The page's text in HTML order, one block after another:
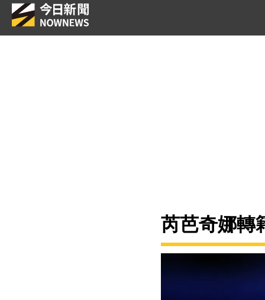
芮芭奇娜轉